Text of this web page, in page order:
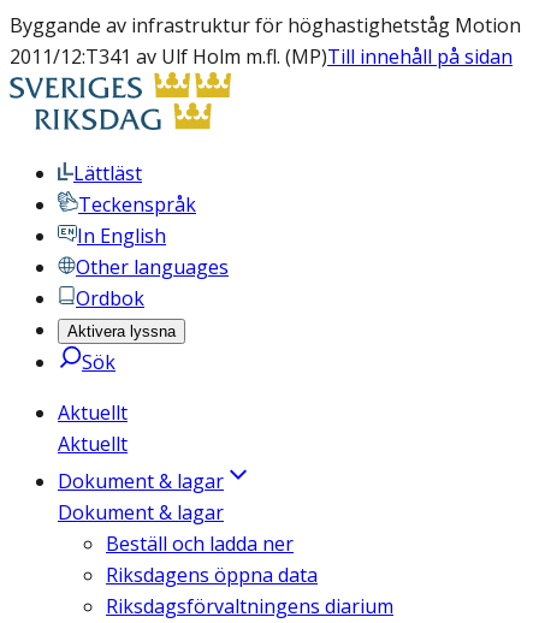
Byggande av infrastruktur för höghastighetståg Motion
2011/12:T341 av Ulf Holm m.fl. (MP)Till innehåll på sidan
Lättläst
Teckenspråk
In English
Other languages
Ordbok
Aktivera lyssna
Sök
Aktuellt
Aktuellt
Dokument & lagar
Dokument & lagar
Beställ och ladda ner
Riksdagens öppna data
Riksdagsförvaltningens diarium